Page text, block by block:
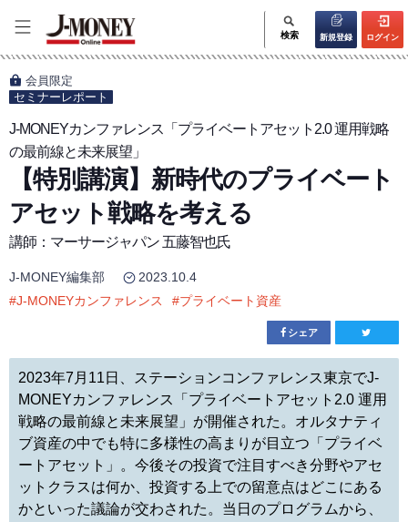
検索 新規登録 ログイン
会員限定
セミナーレポート
J-MONEYカンファレンス「プライベートアセット2.0 運用戦略
の最前線と未来展望」
【特別講演】新時代のプライベート
アセット戦略を考える
講師：マーサージャパン 五藤智也氏
J-MONEY編集部
2023.10.4
#J-MONEYカンファレンス #プライベート資産
シェア
2023年7月11日、ステーションコンファレンス東京でJ-
MONEYカンファレンス「プライベートアセット2.0 運用
戦略の最前線と未来展望」が開催された。オルタナティ
ブ資産の中でも特に多様性の高まりが目立つ「プライベ
ートアセット」。今後その投資で注目すべき分野やアセ
ットクラスは何か、投資する上での留意点はどこにある
かといった議論が交わされた。当日のプログラムから、